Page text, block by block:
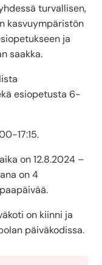
turvallisen,
kasvuympäristön
ja
saakka.
esiopetusta 6-
17:15.
on 12.8.2024 –
on 4
on kiinni ja
päiväkodissa.